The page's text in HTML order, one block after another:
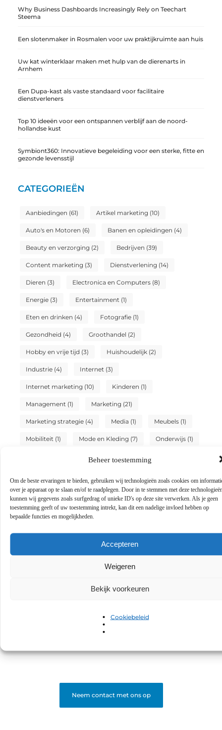
Beheer toestemming
Om de beste ervaringen te bieden, gebruiken wij technologieën zoals cookies om
over je apparaat op te slaan en/of te raadplegen. Door in te stemmen met deze
kunnen wij gegevens zoals surfgedrag of unieke ID's op deze site verwerken. Als je geen
toestemming geeft of uw toestemming intrekt, kan dit een nadelige invloed hebben op
bepaalde functies en mogelijkheden.
Accepteren
Weigeren
Bekijk voorkeuren
Cookiebeleid
Why Business Dashboards Increasingly Rely on Teechart
Steema
Een slotenmaker in Rosmalen voor uw praktijkruimte aan huis
Uw kat winterklaar maken met hulp van de dierenarts in
Arnhem
Een Dupa-kast als vaste standaard voor facilitaire
dienstverleners
Top 10 ideeën voor een ontspannen verblijf aan de noord-
hollandse kust
Symbiont360: Innovatieve begeleiding voor een sterke, fitte en
gezonde levensstijl
CATEGORIEËN
Aanbiedingen (61) Artikel marketing (10)
Auto's en Motoren (6) Banen en opleidingen (4)
Beauty en verzorging (2) Bedrijven (39)
Content marketing (3) Dienstverlening (14)
Dieren (3) Electronica en Computers(8)
Energie(3) Entertainment(1)
Eten en drinken (4) Fotografie(1)
Gezondheid (4) Groothandel (2)
Hobby en vrije tijd (3) Huishoudelijk(2)
Industrie(4) Internet(3)
Internet marketing (10) Kinderen (1)
Management(1) Marketing (21)
Marketing strategie(4) Media (1) Meubels(1)
Mobiliteit(1) Mode en Kleding (7) Onderwijs(1)
Particuliere dienstverlening
Tweewielers(4) Vakantie(6)
Vervoer en transport(3) Winkelen(19)
(8)
Bloggen is leuker samen! Word deel van een platform
waar schrijvers en lezers elkaar vinden. Registreer en
❝Begin nu en word een gewaardeerde blogger op ons
Neem contact met ons op